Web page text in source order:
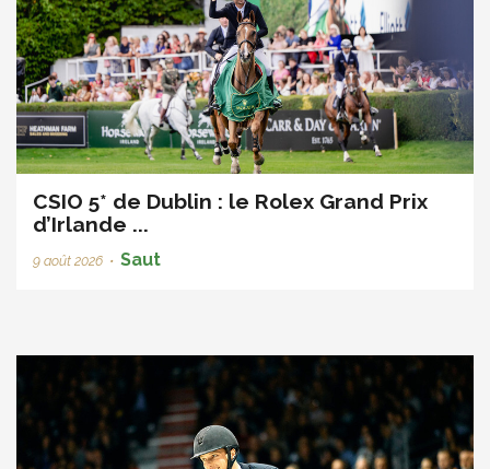
CSIO 5* de Dublin : le Rolex Grand Prix
d’Irlande ...
9 août 2026 • Saut